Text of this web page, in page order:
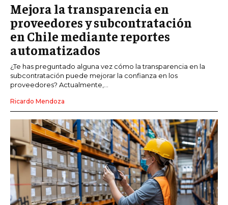
Mejora la transparencia en
proveedores y subcontratación
en Chile mediante reportes
automatizados
¿Te has preguntado alguna vez cómo la transparencia en la
subcontratación puede mejorar la confianza en los
proveedores? Actualmente,...
Ricardo Mendoza